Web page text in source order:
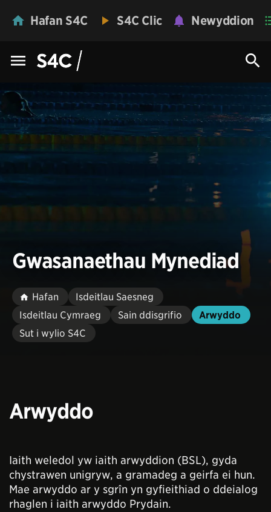
Hafan S4C S4C Clic Newyddion
Gwasanaethau Mynediad
Hafan
Isdeitlau Saesneg
Isdeitlau Cymraeg
Sain ddisgrifio
Arwyddo
Sut i wylio S4C
Arwyddo
Iaith weledol yw iaith arwyddion (BSL), gyda
chystrawen unigryw, a gramadeg a geirfa ei hun.
Mae arwyddo ar y sgrîn yn gyfieithiad o ddeialog
rhaglen i iaith arwyddo Prydain.